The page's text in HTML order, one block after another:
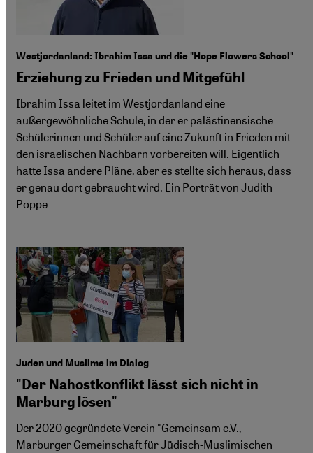
Westjordanland: Ibrahim Issa und die "Hope Flowers School"
Erziehung zu Frieden und Mitgefühl
Ibrahim Issa leitet im Westjordanland eine
außergewöhnliche Schule, in der er palästinensische
Schülerinnen und Schüler auf eine Zukunft in Frieden mit
den israelischen Nachbarn vorbereiten will. Eigentlich
hatte Issa andere Pläne, aber es stellte sich heraus, dass
er genau dort gebraucht wird. Ein Porträt von Judith
Poppe
Juden und Muslime im Dialog
"Der Nahostkonflikt lässt sich nicht in
Marburg lösen"
Der 2020 gegründete Verein "Gemeinsam e.V.,
Marburger Gemeinschaft für Jüdisch-Muslimischen